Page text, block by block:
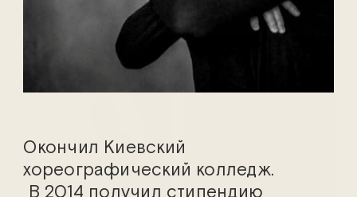
Окончил Киевский
хореографический колледж.